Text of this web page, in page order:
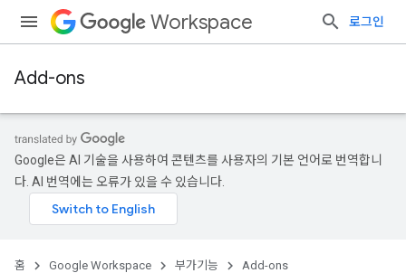
Workspace 로그인
Add-ons
Google은 AI 기술을 사용하여 콘텐츠를 사용자의 기본 언어로 번역합니
다. AI 번역에는 오류가 있을 수 있습니다.
홈 Google Workspace 부가기능 Add-ons